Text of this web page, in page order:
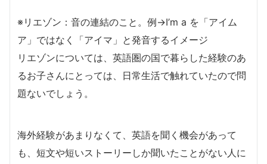
※リエゾン：音の連結のこと。例→I’m a を「アイム
ア」ではなく「アイマ」と発音するイメージ
リエゾンについては、英語圏の国で暮らした経験のあ
るお子さんにとっては、日常生活で触れていたので問
題ないでしょう。
海外経験があまりなくて、英語を聞く機会があって
も、短文や短いストーリーしか聞いたことがない人に